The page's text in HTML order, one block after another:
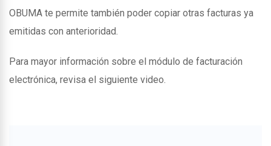
OBUMA te permite también poder copiar otras facturas ya
emitidas con anterioridad.
Para mayor información sobre el módulo de facturación
electrónica, revisa el siguiente video.